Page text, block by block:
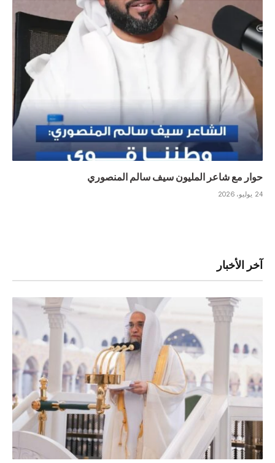
حوار مع شاعر المليون سيف سالم المنصوري
24 يوليو، 2026
آخر الأخبار